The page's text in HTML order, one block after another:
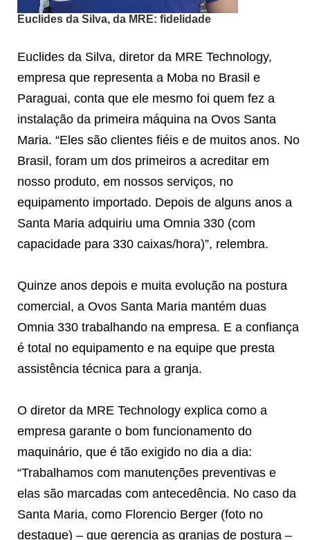
Euclides da Silva, da MRE: fidelidade
Euclides da Silva, diretor da MRE Technology,
empresa que representa a Moba no Brasil e
Paraguai, conta que ele mesmo foi quem fez a
instalação da primeira máquina na Ovos Santa
Maria. “Eles são clientes fiéis e de muitos anos. No
Brasil, foram um dos primeiros a acreditar em
nosso produto, em nossos serviços, no
equipamento importado. Depois de alguns anos a
Santa Maria adquiriu uma Omnia 330 (com
capacidade para 330 caixas/hora)”, relembra.
Quinze anos depois e muita evolução na postura
comercial, a Ovos Santa Maria mantém duas
Omnia 330 trabalhando na empresa. E a confiança
é total no equipamento e na equipe que presta
assistência técnica para a granja.
O diretor da MRE Technology explica como a
empresa garante o bom funcionamento do
maquinário, que é tão exigido no dia a dia:
“Trabalhamos com manutenções preventivas e
elas são marcadas com antecedência. No caso da
Santa Maria, como Florencio Berger (foto no
destaque) – que gerencia as granjas de postura –